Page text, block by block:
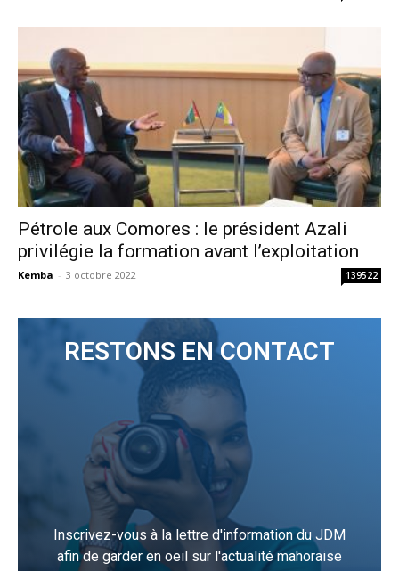
Pétrole aux Comores : le président Azali
privilégie la formation avant l’exploitation
Kemba - 3 octobre 2022 139522
RESTONS EN CONTACT
Inscrivez-vous à la lettre d'information du JDM
afin de garder en oeil sur l'actualité mahoraise